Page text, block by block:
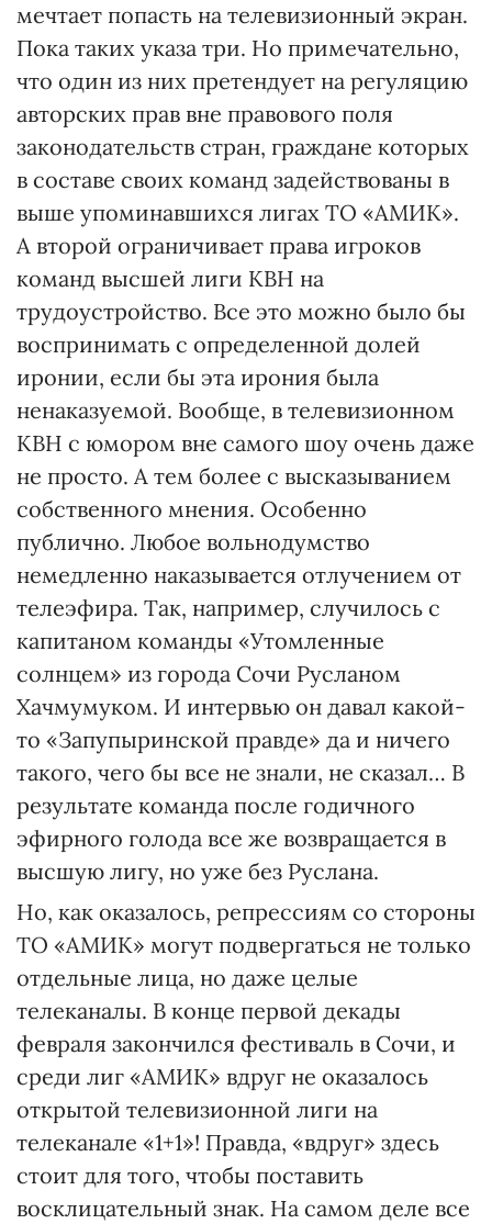
мечтает попасть на телевизионный экран.
Пока таких указа три. Но примечательно,
что один из них претендует на регуляцию
авторских прав вне правового поля
законодательств стран, граждане которых
в составе своих команд задействованы в
выше упоминавшихся лигах ТО «АМИК».
А второй ограничивает права игроков
команд высшей лиги КВН на
трудоустройство. Все это можно было бы
воспринимать с определенной долей
иронии, если бы эта ирония была
ненаказуемой. Вообще, в телевизионном
КВН с юмором вне самого шоу очень даже
не просто. А тем более с высказыванием
собственного мнения. Особенно
публично. Любое вольнодумство
немедленно наказывается отлучением от
телеэфира. Так, например, случилось с
капитаном команды «Утомленные
солнцем» из города Сочи Русланом
Хачмумуком. И интервью он давал какой-
то «Запупыринской правде» да и ничего
такого, чего бы все не знали, не сказал… В
результате команда после годичного
эфирного голода все же возвращается в
высшую лигу, но уже без Руслана.
Но, как оказалось, репрессиям со стороны
ТО «АМИК» могут подвергаться не только
отдельные лица, но даже целые
телеканалы. В конце первой декады
февраля закончился фестиваль в Сочи, и
среди лиг «АМИК» вдруг не оказалось
открытой телевизионной лиги на
телеканале «1+1»! Правда, «вдруг» здесь
стоит для того, чтобы поставить
восклицательный знак. На самом деле все